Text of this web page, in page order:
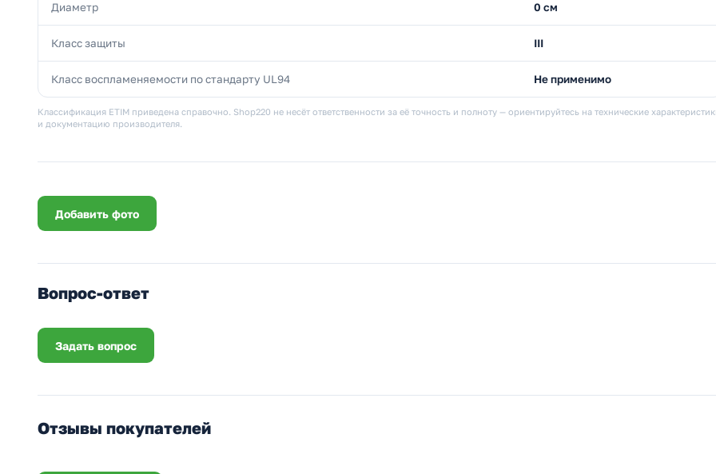
Диаметр 0 см
Класс защиты III
Класс воспламеняемости по стандарту UL94 Не применимо
Классификация ETIM приведена справочно. Shop220 не несёт ответственности за её точность и полноту — ориентируйтесь на технические
и документацию производителя.
Добавить фото
Вопрос-ответ
Задать вопрос
Отзывы покупателей